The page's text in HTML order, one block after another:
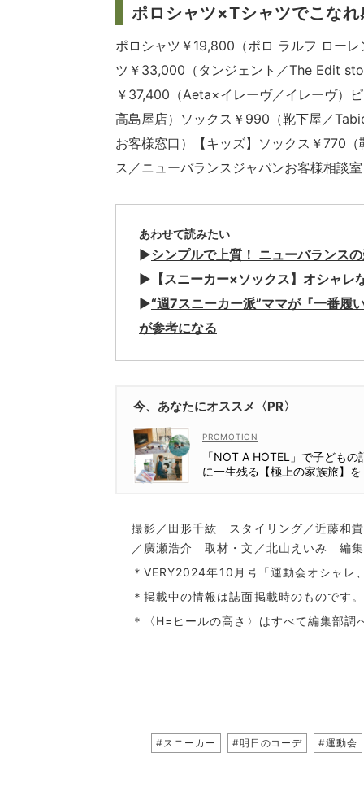
ポロシャツ×Tシャツでこな
ポロシャツ￥19,800（ポロ ラルフ ロー
ツ￥33,000（タンジェント／The Edit
￥37,400（Aeta×イレーヴ／イレーヴ）
高島屋店）ソックス￥990（靴下屋／
お客様窓口）【キッズ】ソックス￥770
ス／ニューバランスジャパンお客様相談
あわせて読みたい
▶︎シンプルで上質！ ニューバランス
▶︎ 【スニーカー×ソックス】オシャ
▶︎“週7スニーカー派”ママが『一番履
が参考になる
今、あなたにオススメ〈PR〉
「NOT A HOTEL」で子どもの
に一生残る【極上の家族旅】を
撮影／田形千紘 スタイリング／近藤和
／廣瀬浩介 取材・文／北山えいみ 編集
＊VERY2024年10月号「運動会オシャレ
＊掲載中の情報は誌面掲載時のものです
＊〈H=ヒールの高さ〉はすべて編集部調
#スニーカー #明日のコーデ #運動会